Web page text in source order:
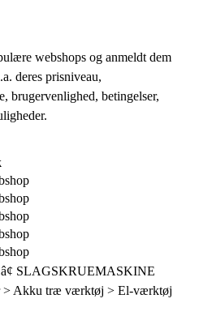
webshops og anmeldt dem
deres prisniveau,
brugervenlighed, betingelser,
SLAGSKRUEMASKINE
> Akku træ værktøj > El-værktøj